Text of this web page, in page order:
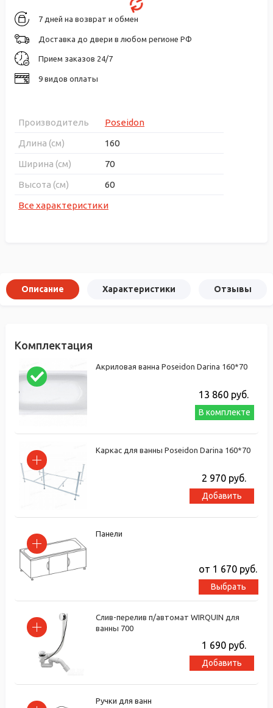
7 дней на возврат и обмен
Доставка до двери в любом регионе РФ
Прием заказов 24/7
9 видов оплаты
Производитель
Poseidon
Длина (см)
160
Ширина (см)
70
Высота (см)
60
Все характеристики
Описание Характеристики Отзывы
Комплектация
Акриловая ванна Poseidon Darina 160*70
13 860 руб.
В комплекте
Каркас для ванны Poseidon Darina 160*70
2 970руб.
Добавить
Панели
от 1 670 руб.
Выбрать
Слив-перелив п/автомат WIRQUIN для
ванны 700
1 690руб.
Добавить
Ручки для ванн